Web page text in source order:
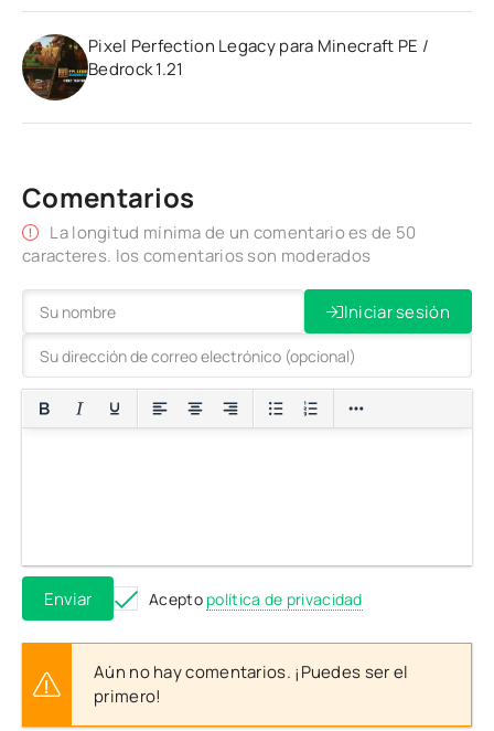
Pixel Perfection Legacy para Minecraft PE /
Bedrock 1.21
Comentarios
La longitud mínima de un comentario es de 50
caracteres. los comentarios son moderados
Iniciar sesión
Enviar Acepto política de privacidad
Aún no hay comentarios. ¡Puedes ser el
primero!